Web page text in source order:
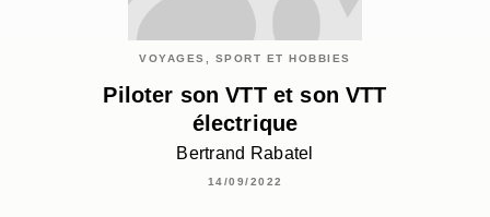
VOYAGES, SPORT ET HOBBIES
Piloter son VTT et son VTT
électrique
Bertrand Rabatel
14/09/2022